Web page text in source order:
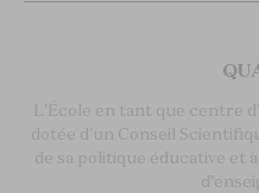
L'École en tant que centre
dotée d'un Conseil
de sa politique éducative et